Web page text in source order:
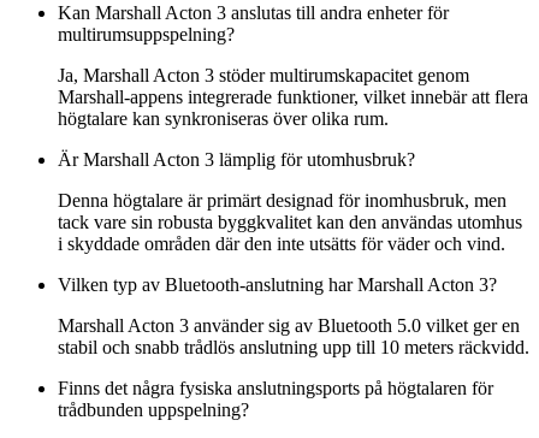
Kan Marshall Acton 3 anslutas till andra enheter för
multirumsuppspelning?
Ja, Marshall Acton 3 stöder multirumskapacitet genom
Marshall-appens integrerade funktioner, vilket innebär att flera
högtalare kan synkroniseras över olika rum.
Är Marshall Acton 3 lämplig för utomhusbruk?
Denna högtalare är primärt designad för inomhusbruk, men
tack vare sin robusta byggkvalitet kan den användas utomhus
i skyddade områden där den inte utsätts för väder och vind.
Vilken typ av Bluetooth-anslutning har Marshall Acton 3?
Marshall Acton 3 använder sig av Bluetooth 5.0 vilket ger en
stabil och snabb trådlös anslutning upp till 10 meters räckvidd.
Finns det några fysiska anslutningsports på högtalaren för
trådbunden uppspelning?